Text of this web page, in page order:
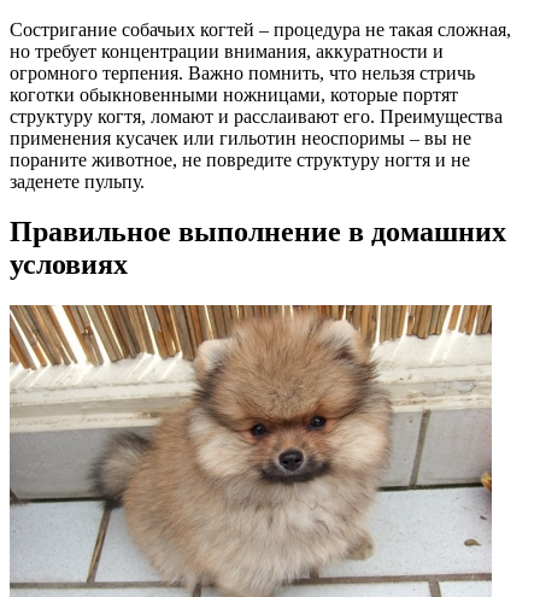
Состригание собачьих когтей – процедура не такая сложная,
но требует концентрации внимания, аккуратности и
огромного терпения. Важно помнить, что нельзя стричь
коготки обыкновенными ножницами, которые портят
структуру когтя, ломают и расслаивают его. Преимущества
применения кусачек или гильотин неоспоримы – вы не
пораните животное, не повредите структуру ногтя и не
заденете пульпу.
Правильное выполнение в домашних
условиях